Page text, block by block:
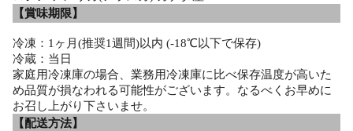
【賞味期限】
冷凍：1ヶ月(推奨1週間)以内 (-18℃以下で保存)
冷蔵：当日
家庭用冷凍庫の場合、業務用冷凍庫に比べ保存温度が高いた
め品質が損なわれる可能性がございます。なるべくお早めに
お召し上がり下さいませ。
【配送方法】